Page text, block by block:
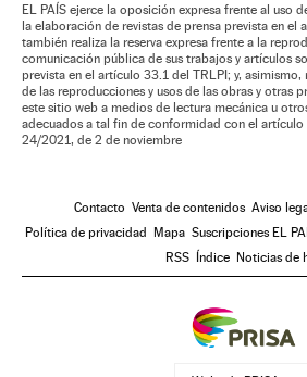
EL PAÍS ejerce la oposición expresa frente al uso
la elaboración de revistas de prensa prevista en el
también realiza la reserva expresa frente a la
comunicación pública de sus trabajos y artículos
prevista en el artículo 33.1 del TRLPI; y, asimismo,
de las reproducciones y usos de las obras y otras
este sitio web a medios de lectura mecánica u
adecuados a tal fin de conformidad con el artículo
24/2021, de 2 de noviembre
Contacto Venta de contenidos Aviso
Política de privacidad Mapa Suscripciones EL
RSS Índice Noticias de